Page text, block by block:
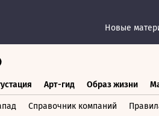
Новые
Арт-гид Образ жизни
Справочник компаний
Дегустация Арт-гид Образ